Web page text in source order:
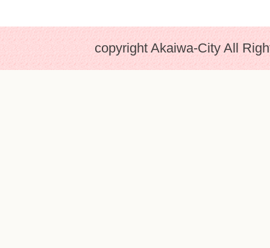
copyright Akaiwa-City All